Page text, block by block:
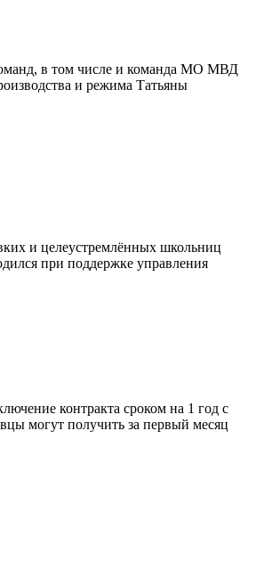
в том числе и команда МО МВД
и режима Татьяны
и целеустремлённых школьниц
при поддержке управления
контракта сроком на 1 год с
могут получить за первый месяц